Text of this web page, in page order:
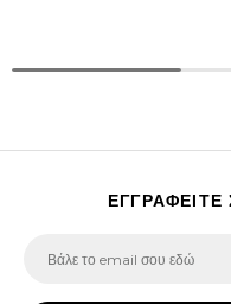
ΕΓΓΡΑΦΕΙΤΕ